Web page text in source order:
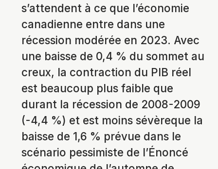
s’attendent à ce que l’économie
canadienne entre dans une
récession modérée en 2023. Avec
une baisse de 0,4 % du sommet au
creux, la contraction du PIB réel
est beaucoup plus faible que
durant la récession de 2008-2009
(-4,4 %) et est moins sévèreque la
baisse de 1,6 % prévue dans le
scénario pessimiste de l’Énoncé